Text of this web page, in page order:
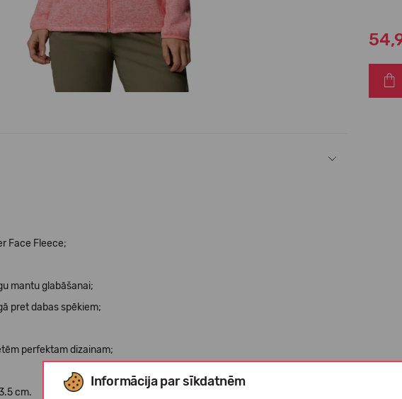
Informācija par sīkdatnēm
Face Fleece;
mantu glabāšanai;
pret dabas spēkiem;
perfektam dizainam;
cm.